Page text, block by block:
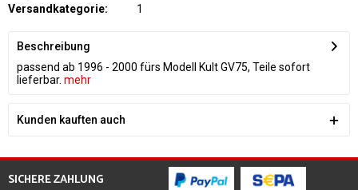
Versandkategorie:
1
Beschreibung
passend ab 1996 - 2000 fürs Modell Kult GV75, Teile sofort
lieferbar. mehr
Kunden kauften auch
SICHERE ZAHLUNG